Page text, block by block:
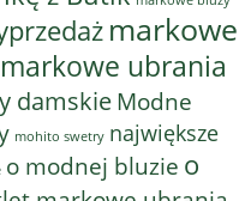
markowe
markowe ubrania
damskie Modne
mohito swetry największe
o modnej bluzie o